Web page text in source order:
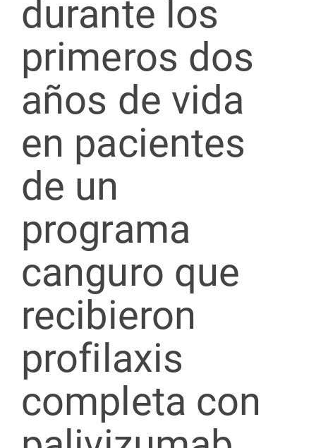
durante los
primeros dos
años de vida
en pacientes
de un
programa
canguro que
recibieron
profilaxis
completa con